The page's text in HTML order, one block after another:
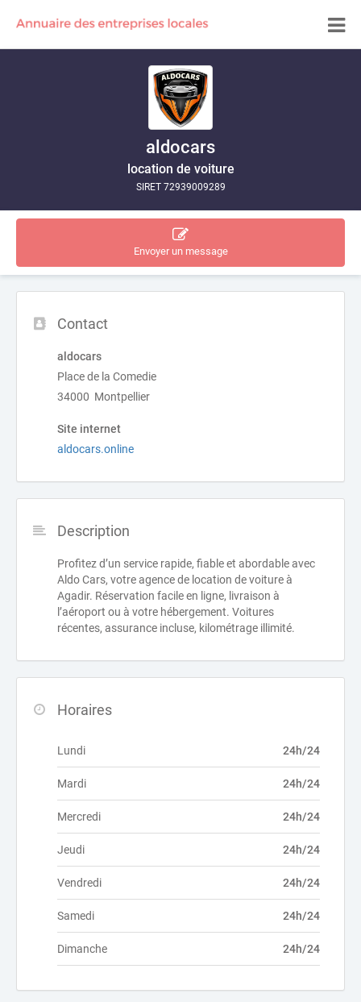
aldocars
location de voiture
SIRET 72939009289
Envoyer un message
Contact
aldocars
Place de la Comedie
34000 Montpellier
Site internet
aldocars.online
Description
Profitez d’un service rapide, fiable et abordable avec
Aldo Cars, votre agence de location de voiture à
Agadir. Réservation facile en ligne, livraison à
l’aéroport ou à votre hébergement. Voitures
récentes, assurance incluse, kilométrage illimité.
Horaires
Lundi 24h/24
Mardi 24h/24
Mercredi 24h/24
Jeudi 24h/24
Vendredi 24h/24
Samedi 24h/24
Dimanche 24h/24